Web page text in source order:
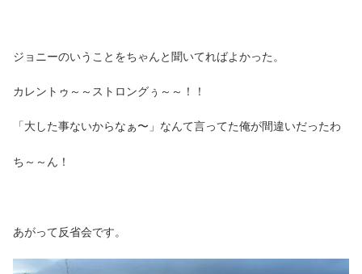
ジョニーのいうことをちゃんと聞いてればよかった。
カレントゥ～～ストロングぅ～～！！
「大した事ないからなぁ〜」なんて言ってた俺が間違いだったわ
ち～～ん！
あがって反省会です。